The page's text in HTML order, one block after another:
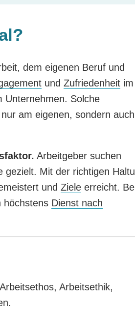
dem eigenen Beruf und
und Zufriedenheitim
Unternehmen. Solche
am eigenen, sondern auch
Arbeitgeber suchen
gezielt. Mit der richtigen
und Zieleerreicht.
höchstens Dienst nach
Arbeitsethik,